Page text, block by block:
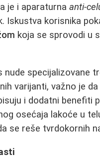
je i aparaturnaanti-
Iskustva korisnika
koja se sprovodi u
specijalizovane
varijanti, važno je
i dodatni benefiti
osećaja lakoće u
se reše tvrdokornih